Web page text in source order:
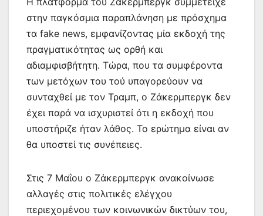
στην παγκόσμια παραπλάνηση με πρόσχημα
τα fake news, εμφανίζοντας μία εκδοχή της
πραγματικότητας ως ορθή και
αδιαμφισβήτητη. Τώρα, που τα συμφέροντα
των μετόχων του τού υπαγορεύουν να
συνταχθεί με τον Τραμπ, ο Ζάκερμπεργκ δεν
έχει παρά να ισχυριστεί ότι η εκδοχή που
υποστήριζε ήταν λάθος. Το ερώτημα είναι αν
θα υποστεί τις συνέπειες.
Στις 7 Μαΐου ο Ζάκερμπεργκ ανακοίνωσε
αλλαγές στις πολιτικές ελέγχου
περιεχομένου των κοινωνικών δικτύων του,